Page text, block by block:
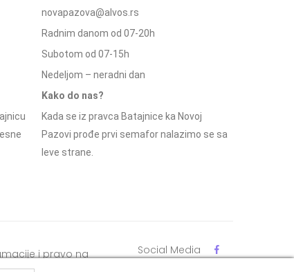
novapazova@alvos.rs
Radnim danom od 07-20h
Subotom od 07-15h
Nedeljom – neradni dan
Kako do nas?
Kada se iz pravca Batajnice ka Novoj
Pazovi prođe prvi semafor nalazimo se sa
leve strane.
i pravo na
Social Media